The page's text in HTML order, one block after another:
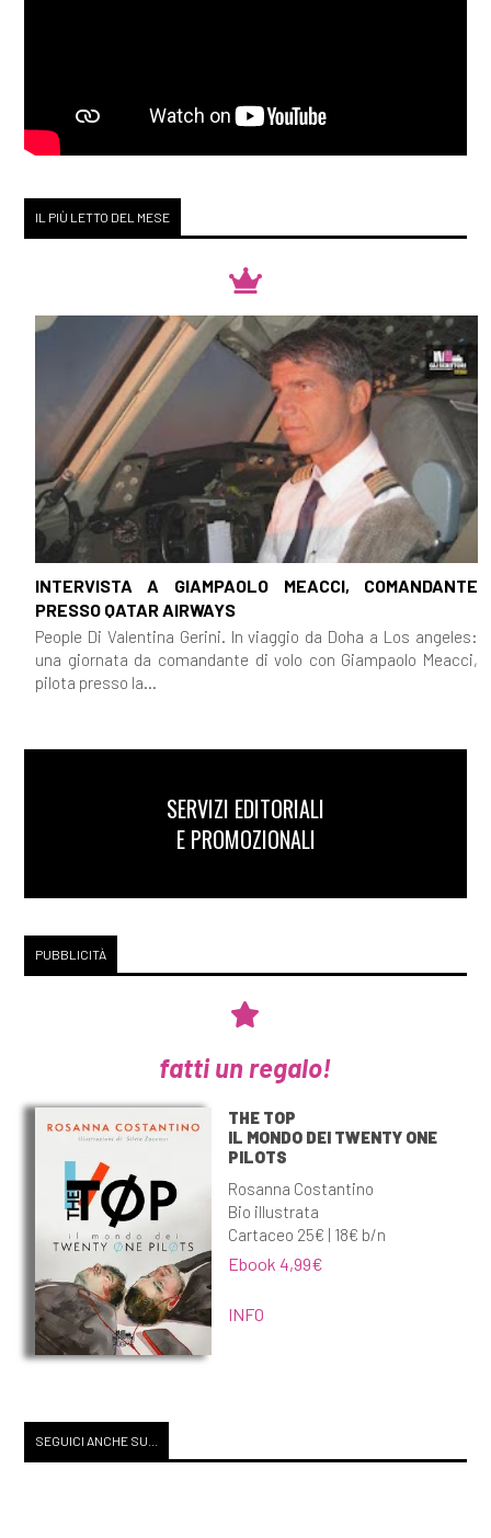
IL PIÙ LETTO DEL MESE
INTERVISTA A GIAMPAOLO MEACCI, COMANDANTE
PRESSO QATAR AIRWAYS
People Di Valentina Gerini. In viaggio da Doha a Los angeles:
una giornata da comandante di volo con Giampaolo Meacci,
pilota presso la...
SERVIZI EDITORIALI
E PROMOZIONALI
PUBBLICITÀ
fatti un regalo!
THE TOP
IL MONDO DEI TWENTY ONE
PILOTS
Rosanna Costantino
Bio illustrata
Cartaceo 25€ | 18€ b/n
Ebook 4,99€
INFO
SEGUICI ANCHE SU...